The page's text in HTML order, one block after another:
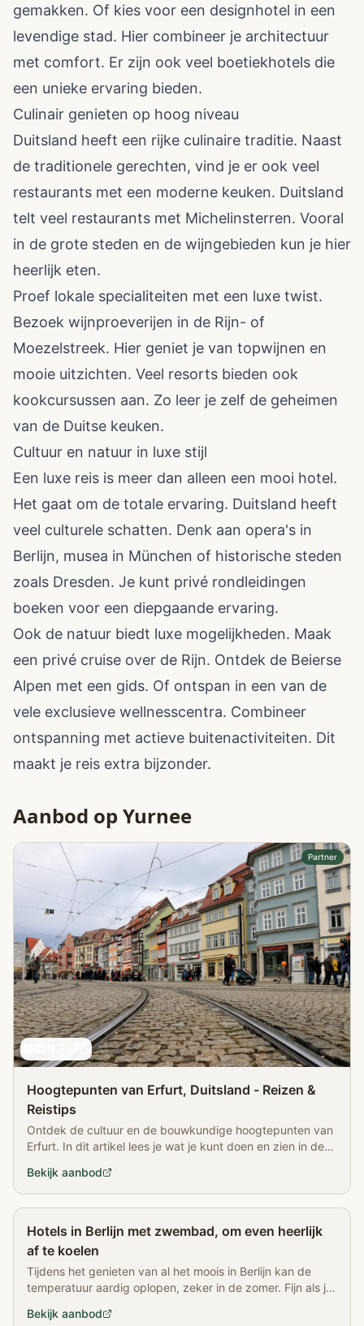
gemakken. Of kies voor een designhotel in een
levendige stad. Hier combineer je architectuur
met comfort. Er zijn ook veel boetiekhotels die
een unieke ervaring bieden.
Culinair genieten op hoog niveau
Duitsland heeft een rijke culinaire traditie. Naast
de traditionele gerechten, vind je er ook veel
restaurants met een moderne keuken. Duitsland
telt veel restaurants met Michelinsterren. Vooral
in de grote steden en de wijngebieden kun je hier
heerlijk eten.
Proef lokale specialiteiten met een luxe twist.
Bezoek wijnproeverijen in de Rijn- of
Moezelstreek. Hier geniet je van topwijnen en
mooie uitzichten. Veel resorts bieden ook
kookcursussen aan. Zo leer je zelf de geheimen
van de Duitse keuken.
Cultuur en natuur in luxe stijl
Een luxe reis is meer dan alleen een mooi hotel.
Het gaat om de totale ervaring. Duitsland heeft
veel culturele schatten. Denk aan opera's in
Berlijn, musea in München of historische steden
zoals Dresden. Je kunt privé rondleidingen
boeken voor een diepgaande ervaring.
Ook de natuur biedt luxe mogelijkheden. Maak
een privé cruise over de Rijn. Ontdek de Beierse
Alpen met een gids. Of ontspan in een van de
vele exclusieve wellnesscentra. Combineer
ontspanning met actieve buitenactiviteiten. Dit
maakt je reis extra bijzonder.
Aanbod op Yurnee
Partner
Hoogtepunten van Erfurt, Duitsland - Reizen &
Reistips
Ontdek de cultuur en de bouwkundige hoogtepunten van
Erfurt. In dit artikel lees je wat je kunt doen en zien in de
Bekijk aanbod
Hotels in Berlijn met zwembad, om even heerlijk
af te koelen
Tijdens het genieten van al het moois in Berlijn kan de
temperatuur aardig oplopen, zeker in de zomer. Fijn als je
Bekijk aanbod